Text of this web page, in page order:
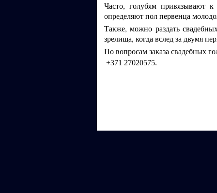
Часто, голубям привязывают
определяют пол первенца
Также, можно раздать
зрелища, когда вслед за двумя
По вопросам заказа свадебных
+371 27020575.